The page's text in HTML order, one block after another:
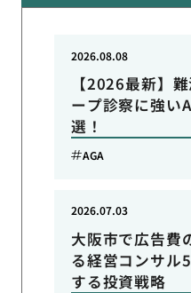
【2026最新】
ープ診察に強い
選！
2026.08.08
AGA
大阪市で広告費
る経営コンサル
する投資戦略
2026.07.03